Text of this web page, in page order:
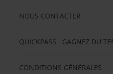
NOUS CONTACTER
QUICKPASS : GAGNEZ DU
CONDITIONS GÉNÉRALES